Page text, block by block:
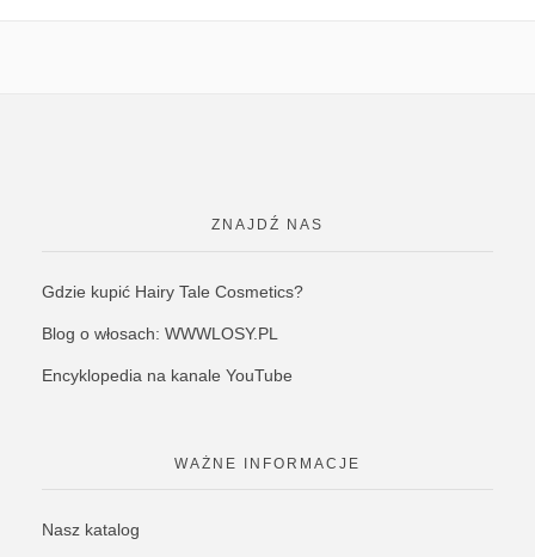
ZNAJDŹ NAS
Gdzie kupić Hairy Tale Cosmetics?
Blog o włosach: WWWLOSY.PL
Encyklopedia na kanale YouTube
WAŻNE INFORMACJE
Nasz katalog